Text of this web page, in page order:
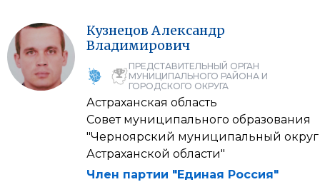
Кузнецов Александр
Владимирович
ПРЕДСТАВИТЕЛЬНЫЙ ОРГАН
МУНИЦИПАЛЬНОГО РАЙОНА И
ГОРОДСКОГО ОКРУГА
Астраханская область
Совет муниципального образования
"Черноярский муниципальный округ
Астраханской области"
Член партии "Единая Россия"